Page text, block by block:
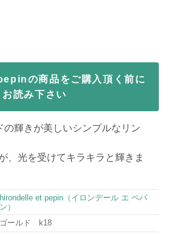
の商品をご購入頂く前に
お読み下さい
の輝きが美しいシンプルなリン
、光を受けてキラキラと輝きま
hirondelle et pepin（イロンデール エ ペパ
ン）
ゴールド k18